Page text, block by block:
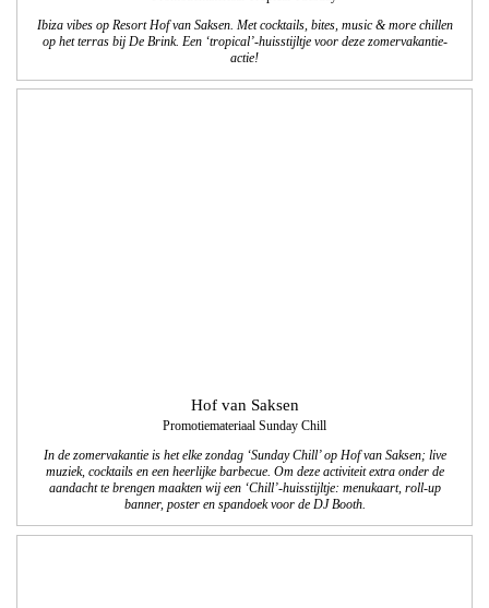
Ibiza vibes op Resort Hof van Saksen. Met cocktails, bites, music & more chillen
op het terras bij De Brink. Een ‘tropical’-huisstijltje voor deze zomervakantie-
actie!
Hof van Saksen
Promotiemateriaal Sunday Chill
In de zomervakantie is het elke zondag ‘Sunday Chill’ op Hof van Saksen; live
muziek, cocktails en een heerlijke barbecue. Om deze activiteit extra onder de
aandacht te brengen maakten wij een ‘Chill’-huisstijltje: menukaart, roll-up
banner, poster en spandoek voor de DJ Booth.